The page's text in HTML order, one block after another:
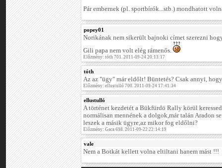
Pár embernek (pl. sportbírók...stb.) mondhatott
popey01
Norikának nem sikerült bajnoki címet szerezni
Gili papa nem volt elég rámenős.
Előzmény: tóth 701. 2011-09-24 20:13:17
tóth
Az az "ügy" már eldőlt! Büntetés? Csak annyi,
Előzmény: ellustulló 700. 2011-09-24 17:41:34
ellustulló
A történet kezdetét a Bükfürdö Rally körül
normálisan mennének a dolgok,már talán Aradon
leszek a másik ügyre,az mikor fog eldőlni?
Előzmény: Gaca 698. 2011-09-22 22:14:19
vale
Nem a Botkát kellett volna eltiltani hanem mást !!!